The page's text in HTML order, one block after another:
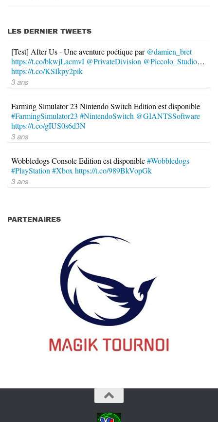
LES DERNIER TWEETS
[Test] After Us - Une aventure poétique par @damien_bret
https://t.co/bkwjLacmvI @PrivateDivision @Piccolo_Studio…
https://t.co/KSIkpy2pik
3 ans
Farming Simulator 23 Nintendo Switch Edition est disponible
#FarmingSimulator23 #NintendoSwitch @GIANTSSoftware
https://t.co/gIUS0s6d3N
3 ans
Wobbledogs Console Edition est disponible#Wobbledogs
#PlayStation #Xbox https://t.co/989BkVopGk
3 ans
PARTENAIRES